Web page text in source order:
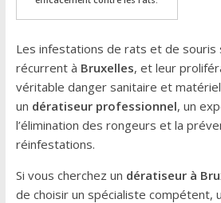
Les infestations de rats et de souris
récurrent à Bruxelles, et leur
véritable danger sanitaire et
un dératiseur professionnel, un
l’élimination des rongeurs et la
réinfestations.
Si vous cherchez un dératiseur à
de choisir un spécialiste compétent,